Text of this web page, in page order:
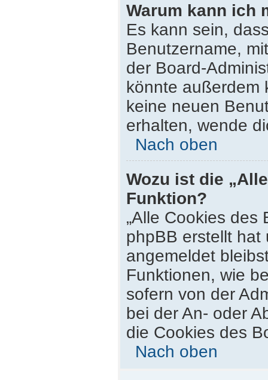
Warum kann ich
Es kann sein,
Benutzername,
der Board-
könnte außerdem
keine neuen
erhalten, wende
Nach oben
Wozu ist die
Funktion?
„Alle Cookies des
phpBB erstellt hat
angemeldet
Funktionen, wie
sofern von der
bei der An- oder
die Cookies des
Nach oben